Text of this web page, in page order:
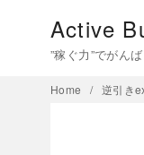
Active
”稼ぐ力”でがん
Home 逆引き